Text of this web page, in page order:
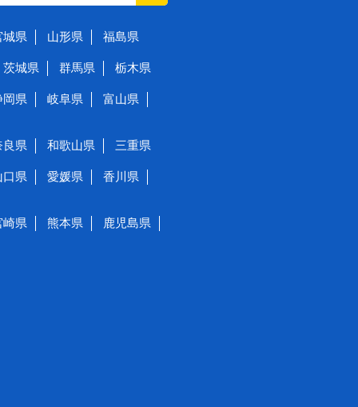
城県 山形県 福島県
茨城県 群馬県 栃木県
岡県 岐阜県 富山県
良県 和歌山県 三重県
口県 愛媛県 香川県
崎県 熊本県 鹿児島県